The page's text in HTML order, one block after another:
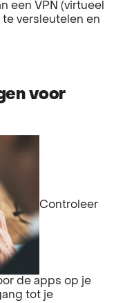
een VPN (virtueel
versleutelen en
voor
Controleer
de apps op je
tot je